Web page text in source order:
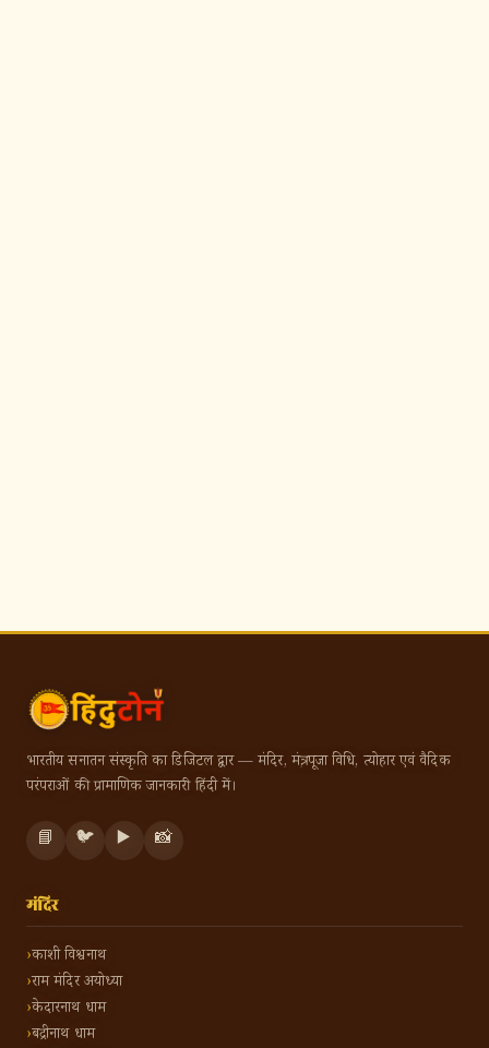
भारतीय सनातन संस्कृति का डिजिटल द्वार — मंदिर, मंत्र, पूजा विधि, त्योहार एवं वैदिक
परंपराओं की प्रामाणिक जानकारी हिंदी में।
📘 🐦 ▶️ 📸
मंदिर
काशी विश्वनाथ
राम मंदिर अयोध्या
केदारनाथ धाम
बद्रीनाथ धाम